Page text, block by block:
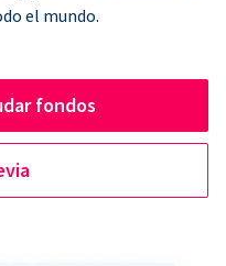
el mundo.
fondos